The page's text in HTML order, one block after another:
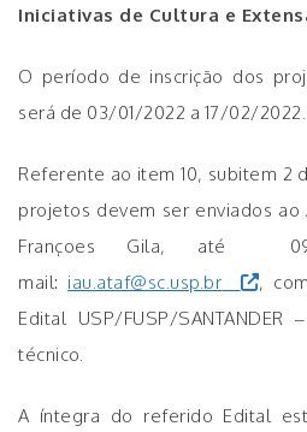
Iniciativas de Cultura e
O período de inscrição dos
será de 03/01/2022 a 17/02/2022.
Referente ao item 10, subitem 2
projetos devem ser enviados ao
Françoes Gila, até
mail: iau.ataf@sc.usp.br
,
Edital USP/FUSP/
técnico.
A íntegra do referido Edital